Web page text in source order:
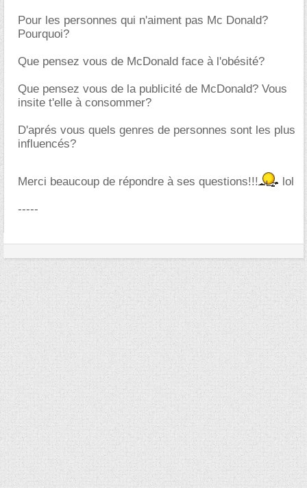
Pour les personnes qui n'aiment pas Mc Donald?
Pourquoi?
Que pensez vous de McDonald face à l'obésité?
Que pensez vous de la publicité de McDonald? Vous
insite t'elle à consommer?
D'aprés vous quels genres de personnes sont les plus
influencés?
Merci beaucoup de répondre à ses questions!!! lol
-----